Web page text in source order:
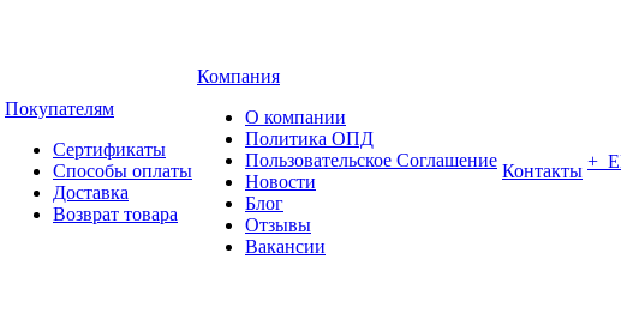
Покупателям
Сертификаты
Способы оплаты
Доставка
Возврат товара
Компания
О компании
Политика ОПД
Пользовательское Соглашение
Новости
Блог
Отзывы
Вакансии
Контакты +